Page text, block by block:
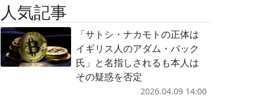
人気記事
「サトシ・ナカモトの正体は
イギリス人のアダム・バック
氏」と名指しされるも本人は
その疑惑を否定
2026.04.09 14:00